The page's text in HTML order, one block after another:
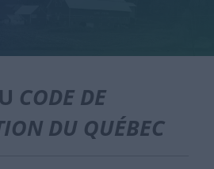
CODE DE
DU QUÉBEC